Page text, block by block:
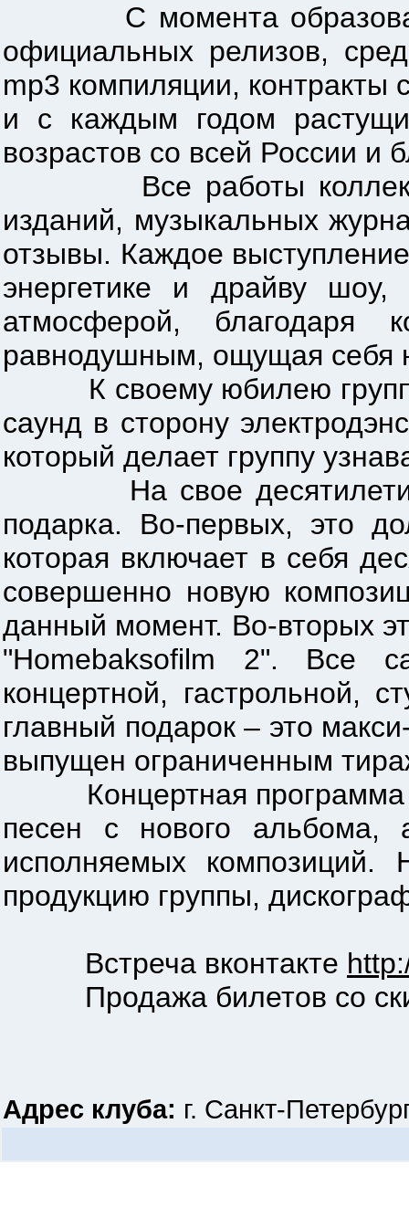
С момента образования
официальных релизов,
mp3 компиляции,
и с каждым годом
возрастов со всей России и
Все работы коллектива
изданий, музыкальных
отзывы. Каждое
энергетике и драйву
атмосферой,
равнодушным, ощущая себя
К своему юбилею группа
саунд в сторону
который делает группу
На свое десятилетие
подарка. Во-первых, это
которая включает в себя
совершенно новую
данный момент. Во-вторых
"Homebaksofilm 2". Все
концертной, гастрольной,
главный подарок – это
выпущен ограниченным
Концертная программа
песен с нового
исполняемых
продукцию группы,
Встреча вконтакте
Продажа билетов со
Адрес клуба: г. Санкт-